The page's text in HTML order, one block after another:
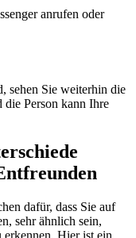
anrufen oder
sehen Sie weiterhin die
die Person kann Ihre
dafür, dass Sie auf
sehr ähnlich sein,